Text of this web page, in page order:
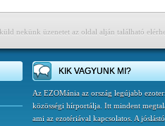
nekünk üzenetet az oldal alján található
KIK VAGYUNK MI?
Az EZOMánia az ország legújabb
közösségi hírportálja. Itt mindent
ami az ezotériával kapcsolatos. A